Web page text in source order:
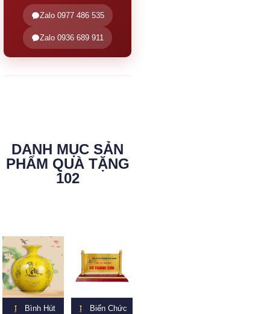
Zalo 0977 486 535
Zalo 0936 689 911
DANH MỤC SẢN
PHẨM QUÀ TẶNG
102
Bình Hút
Biển Chức